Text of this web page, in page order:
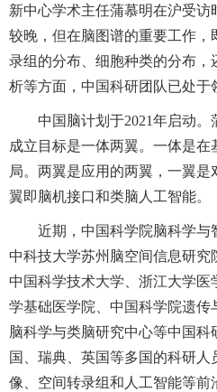
新中心学术主任蒲慕明在沪受访
较晚，但在脑图谱的重要工作
录组的分布、细胞种类的分布，
析等方面，中国科研团队已处于
中国脑计划于2021年启动
成立目标是一体两翼。一体是
局。两翼是应用的两翼，一翼
翼即脑机接口和类脑人工智能。
近期，中国科学院脑科学
中科技大学苏州脑空间信息研究
中国科学技术大学、浙江大学
学基础医学院、中国科学院遗
脑科学与类脑研究中心等中国
国、瑞典、英国等多国的科研
像、空间转录组和人工智能等前